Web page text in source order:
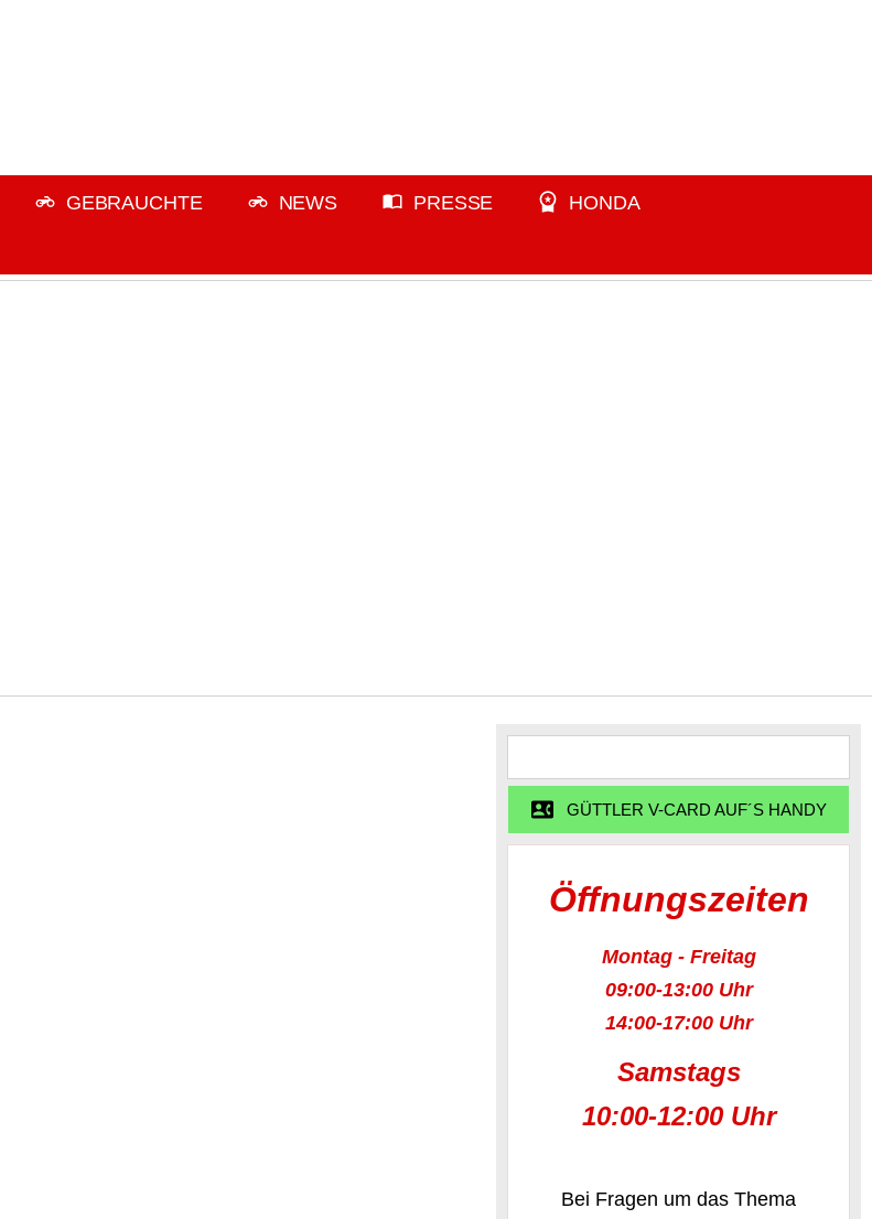
GEBRAUCHTE NEWS PRESSE
HONDA
GÜTTLER V-CARD AUF´S HANDY
Öffnungszeiten
Montag - Freitag
09:00-13:00 Uhr
14:00-17:00 Uhr
Samstags
10:00-12:00 Uhr
Bei Fragen um das Thema